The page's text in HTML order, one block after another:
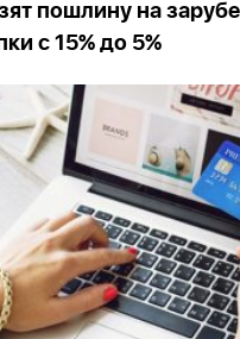
пошлину на
с 15% до 5%